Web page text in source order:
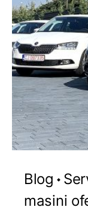
Blog
masini